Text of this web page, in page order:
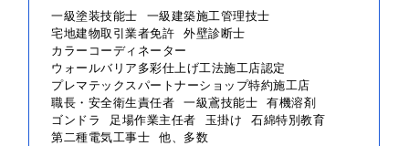
一級塗装技能士 一級建築施工管理技士
宅地建物取引業者免許 外壁診断士
カラーコーディネーター
ウォールバリア多彩仕上げ工法施工店認定
プレマテックスパートナーショップ特約施工店
職長・安全衛生責任者 一級鳶技能士 有機溶剤
ゴンドラ
足場作業主任者 玉掛け 石綿特別教育
第二種電気工事士 他、多数